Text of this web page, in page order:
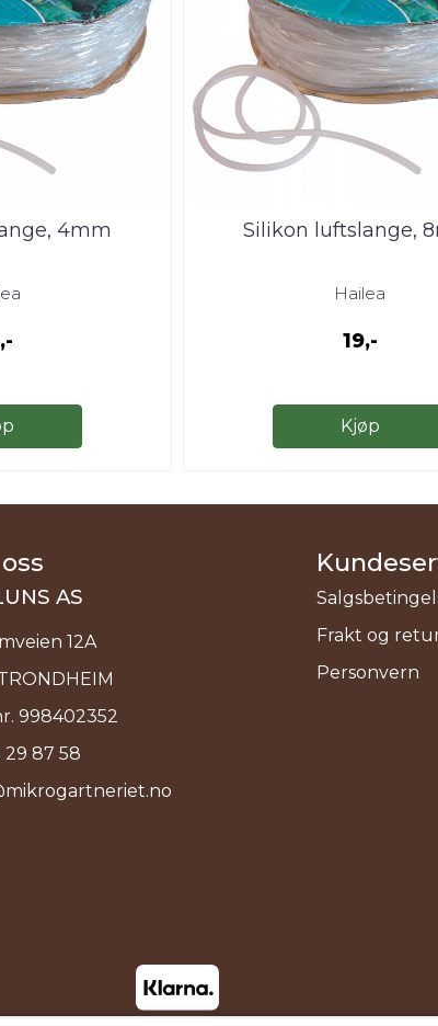
4mm Silikon luftslange,
Hailea
19,-
Kjøp
AS
12A
998402352
29 87 58
Frakt og
Personvern